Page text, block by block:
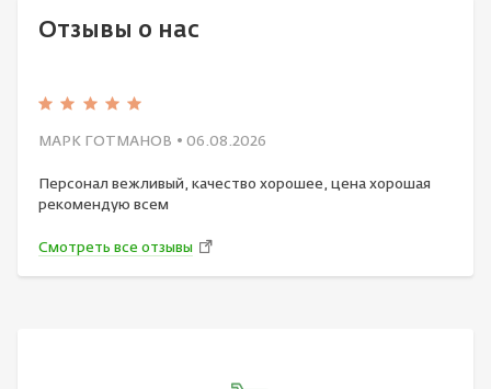
Отзывы о нас
МАРК ГОТМАНОВ • 06.08.2026
Персонал вежливый, качество хорошее, цена хорошая
рекомендую всем
Смотреть все отзывы